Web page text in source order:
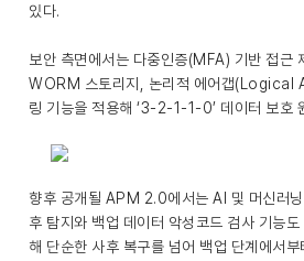
있다.
보안 측면에서는 다중인증(MFA) 기반 접근
WORM 스토리지, 논리적 에어갭(Logical
링 기능을 적용해 ‘3-2-1-1-0’ 데이터 보호
향후 공개될 APM 2.0에서는 AI 및 머신러
후 탐지와 백업 데이터 악성코드 검사 기능
해 단순한 사후 복구를 넘어 백업 단계에서